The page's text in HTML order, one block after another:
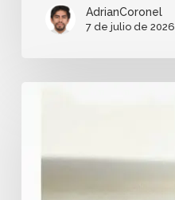
AdrianCoronel
7 de julio de 2026